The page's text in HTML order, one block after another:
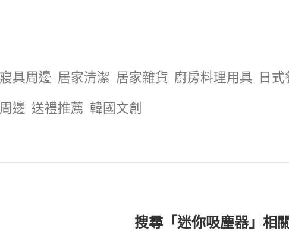
寢具周邊 居家清潔 居家雜貨 廚房料理用具 日式
邊 送禮推薦 韓國文創
搜尋「迷你吸塵器」相